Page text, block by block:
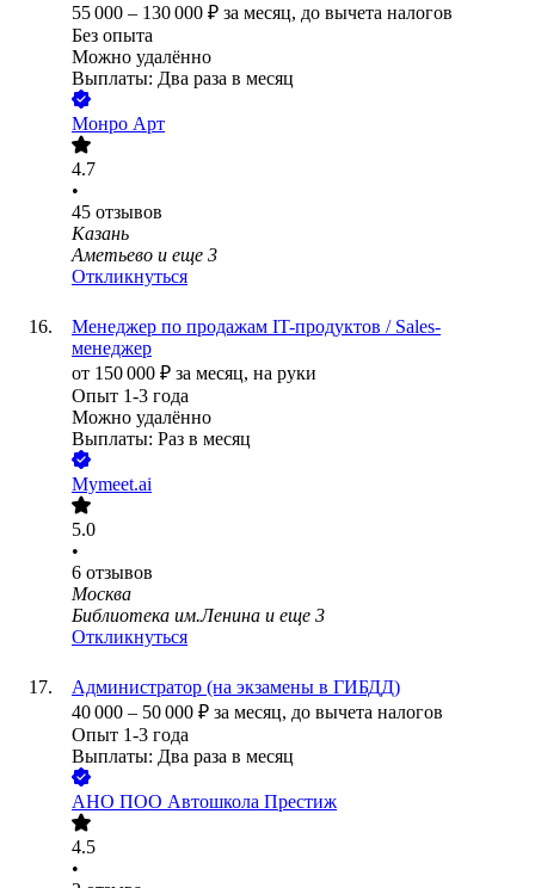
55 000 – 130 000 ₽ за месяц, до вычета налогов
Без опыта
Можно удалённо
Выплаты: Два раза в месяц
Монро Арт
4.7
•
45 отзывов
Казань
Аметьево и еще 3
Откликнуться
Менеджер по продажам IT-продуктов / Sales-
менеджер
от 150 000 ₽ за месяц, на руки
Опыт 1-3 года
Можно удалённо
Выплаты: Раз в месяц
Mymeet.ai
5.0
•
6 отзывов
Москва
Библиотека им.Ленина и еще 3
Откликнуться
Администратор (на экзамены в ГИБДД)
40 000 – 50 000 ₽ за месяц, до вычета налогов
Опыт 1-3 года
Выплаты: Два раза в месяц
АНО ПОО Автошкола Престиж
4.5
•